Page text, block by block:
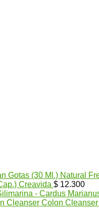
Gotas (30 Ml.) Natural
Creavida $ 12.300
- Cardus
Colon